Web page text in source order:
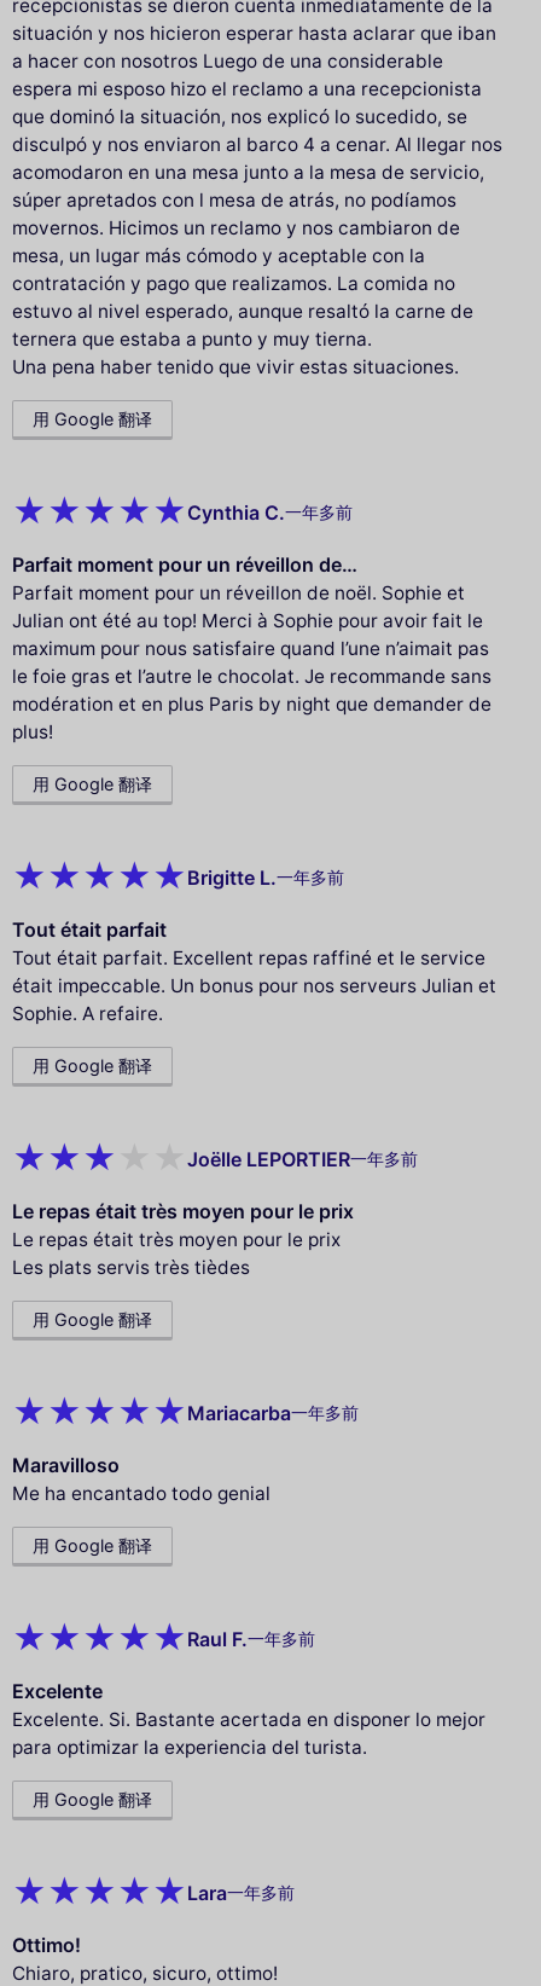
recepcionistas se dieron cuenta inmediatamente de la
situación y nos hicieron esperar hasta aclarar que iban
a hacer con nosotros Luego de una considerable
espera mi esposo hizo el reclamo a una recepcionista
que dominó la situación, nos explicó lo sucedido, se
disculpó y nos enviaron al barco 4 a cenar. Al llegar nos
acomodaron en una mesa junto a la mesa de servicio,
súper apretados con l mesa de atrás, no podíamos
movernos. Hicimos un reclamo y nos cambiaron de
mesa, un lugar más cómodo y aceptable con la
contratación y pago que realizamos. La comida no
estuvo al nivel esperado, aunque resaltó la carne de
ternera que estaba a punto y muy tierna.
Una pena haber tenido que vivir estas situaciones.
用 Google 翻译
Cynthia C.一年多前
Parfait moment pour un réveillon de…
Parfait moment pour un réveillon de noël. Sophie et
Julian ont été au top! Merci à Sophie pour avoir fait le
maximum pour nous satisfaire quand l’une n’aimait pas
le foie gras et l’autre le chocolat. Je recommande sans
modération et en plus Paris by night que demander de
plus!
用 Google 翻译
Brigitte L.一年多前
Tout était parfait
Tout était parfait. Excellent repas raffiné et le service
était impeccable. Un bonus pour nos serveurs Julian et
Sophie. A refaire.
用 Google 翻译
Joëlle LEPORTIER一年多前
Le repas était très moyen pour le prix
Le repas était très moyen pour le prix
Les plats servis très tièdes
用 Google 翻译
Mariacarba一年多前
Maravilloso
Me ha encantado todo genial
用 Google 翻译
Raul F.一年多前
Excelente
Excelente. Si. Bastante acertada en disponer lo mejor
para optimizar la experiencia del turista.
用 Google 翻译
Lara一年多前
Ottimo!
Chiaro, pratico, sicuro, ottimo!